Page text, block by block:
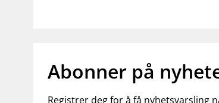
Abonner på
Registrer deg for å få nyhetsvarsling